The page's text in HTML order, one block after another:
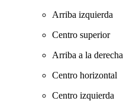
Arriba izquierda
Centro superior
Arriba a la derecha
Centro horizontal
Centro izquierda